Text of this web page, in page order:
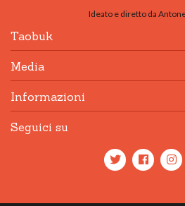
Ideato e diretto da
Taobuk
Media
Informazioni
Seguici su